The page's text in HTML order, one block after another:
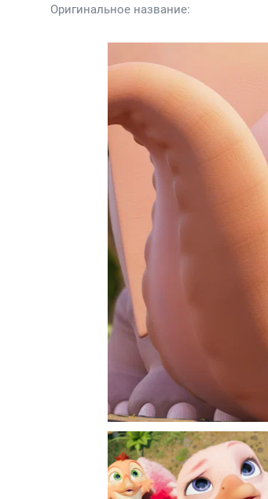
Оригинальное название: